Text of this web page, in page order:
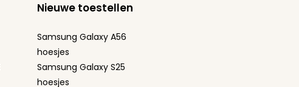
Nieuwe toestellen
Samsung Galaxy A56
hoesjes
Samsung Galaxy S25
hoesjes